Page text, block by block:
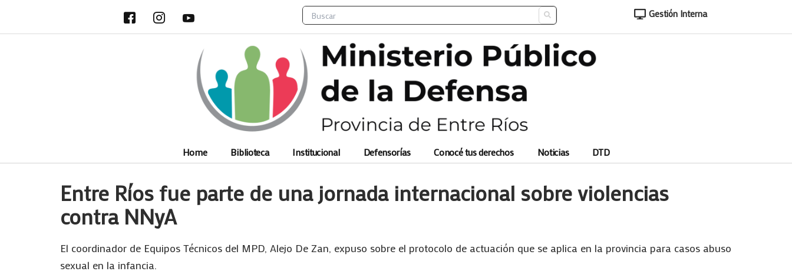
contenido
Search Gestión Interna
Home Biblioteca Institucional Defensorías Conocé tus derechos Noticias DTD
Entre Ríos fue parte de una jornada internacional sobre violencias
contra NNyA
El coordinador de Equipos Técnicos del MPD, Alejo De Zan, expuso sobre el protocolo de actuación que se aplica en la provincia para casos abuso
sexual en la infancia.